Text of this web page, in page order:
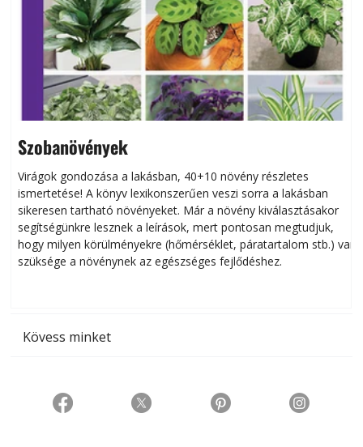
Szobanövények
Virágok gondozása a lakásban, 40+10 növény részletes
ismertetése! A könyv lexikonszerűen veszi sorra a lakásban
sikeresen tart­ha­tó növényeket. Már a növény kiválasztásakor
segítségünkre lesznek a leírások, mert pontosan megtudjuk,
hogy milyen körülményekre (hőmérséklet, páratartalom stb.) van
szüksége a növénynek az egészséges fejlődéshez.
Kövess minket